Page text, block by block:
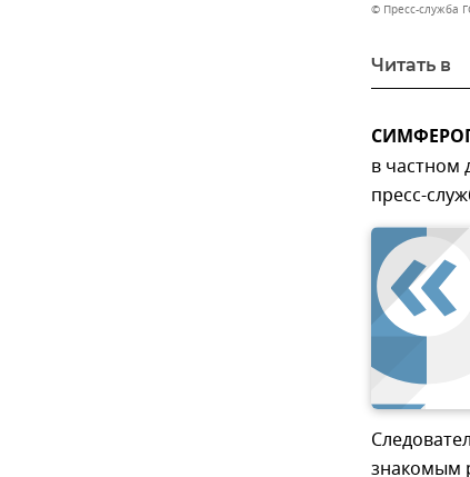
© Пресс-служба
Читать в
в частном
пресс-
знакомым